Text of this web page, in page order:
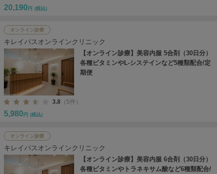
20,190 円 (税込)
オンライン診療
キレイパスオンラインクリニック
【オンライン診療】美容内服 5合剤（30日分）
各種ビタミンやL-システインなど5種類配合/定
期便
3.8 （5件）
5,980 円 (税込)
オンライン診療
キレイパスオンラインクリニック
【オンライン診療】美容内服 6合剤（30日分）
各種ビタミンやトラネキサム酸など6種類配合/